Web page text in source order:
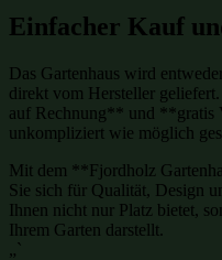
Einfacher Kauf
Das Gartenhaus wird
direkt vom Hersteller
auf Rechnung** und **gratis
unkompliziert wie möglich
Mit dem **Fjordholz
Sie sich für Qualität, Design
Ihnen nicht nur Platz bietet,
Ihrem Garten darstellt.
„`